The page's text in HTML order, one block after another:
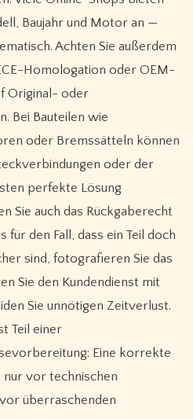
Baujahr und Motor an —
Achten Sie außerdem
Homologation oder OEM-
Original- oder
Bei Bauteilen wie
oder Bremssätteln können
oder der
perfekte Lösung
Sie auch das Rückgaberecht
für den Fall, dass ein Teil doch
sind, fotografieren Sie das
Sie den Kundendienst mit
Sie unnötigen Zeitverlust.
Teil einer
Eine korrekte
vor technischen
überraschenden